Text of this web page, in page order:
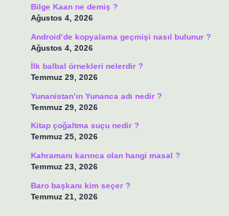
Bilge Kaan ne demiş ?
Ağustos 4, 2026
Android’de kopyalama geçmişi nasıl bulunur ?
Ağustos 4, 2026
İlk balbal örnekleri nelerdir ?
Temmuz 29, 2026
Yunanistan’ın Yunanca adı nedir ?
Temmuz 29, 2026
Kitap çoğaltma suçu nedir ?
Temmuz 25, 2026
Kahramanı karınca olan hangi masal ?
Temmuz 23, 2026
Baro başkanı kim seçer ?
Temmuz 21, 2026